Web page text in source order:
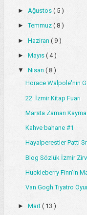
► Ağustos ( 5 )
►Temmuz ( 8 )
► Haziran ( 9 )
► Mayıs ( 4 )
▼ Nisan ( 8 )
Horace Walpole'nin
22. İzmir Kitap Fuarı
Marsta Zaman
Kahve bahane #1
Hayalperestler Patti
Blog Sözlük İzmir
Huckleberry Finn'in
Van Gogh Tiyatro
► Mart ( 13 )